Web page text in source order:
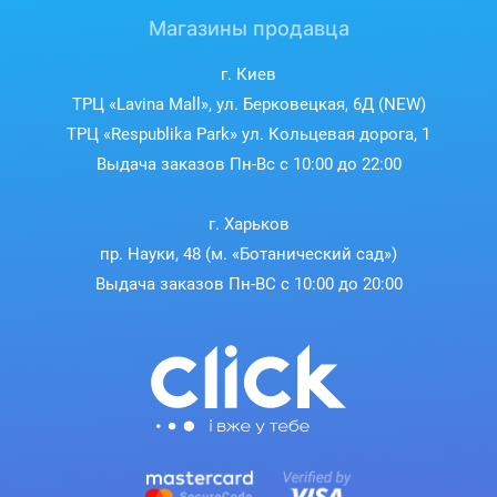
RTX AI ПК
Переходите на новый уровень ИИ с графическими
процессорами NVIDIA GeForce RTX™ и ускоряйте
игры, творчество, продуктивность и разработку.
передовые технологии искусственного интеллекта для
вашего ПК на базе Windows.
Магазины продавца
г. Киев
ТРЦ «Lavina Mall», ул. Берковецкая, 6Д (NEW)
ТРЦ «Respublika Park» ул. Кольцевая дорога, 1
Выдача заказов Пн-Вс с 10:00 до 22:00
г. Харьков
пр. Науки, 48 (м. «Ботанический сад»)
Выдача заказов Пн-ВС с 10:00 до 20:00